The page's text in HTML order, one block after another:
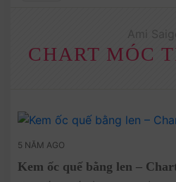
CHART MÓC
5 NĂM AGO
Kem ốc quế bằng len –